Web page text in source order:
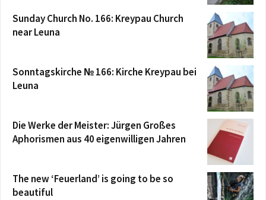
Sunday Church No. 166: Kreypau Church
near Leuna
Sonntagskirche № 166: Kirche Kreypau bei
Leuna
Die Werke der Meister: Jürgen Großes
Aphorismen aus 40 eigenwilligen Jahren
The new ‘Feuerland’ is going to be so
beautiful